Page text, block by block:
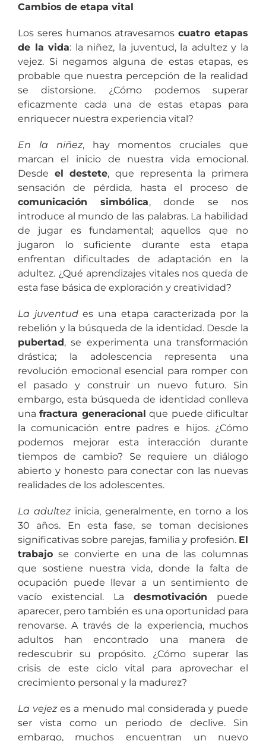
Cambios de etapa vital
Los seres humanos atravesamoscuatro etapas
de la vida: la niñez, la juventud, la adultez y la
vejez. Si negamos alguna de estas etapas, es
probable que nuestra percepción de la realidad
se distorsione. ¿Cómo podemos superar
eficazmente cada una de estas etapas para
enriquecer nuestra experiencia vital?
En la niñez, hay momentos cruciales que
marcan el inicio de nuestra vida emocional.
Desde el destete, que representa la primera
sensación de pérdida, hasta el proceso de
comunicación simbólica, donde se nos
introduce al mundo de las palabras. La habilidad
de jugar es fundamental; aquellos que no
jugaron lo suficiente durante esta etapa
enfrentan dificultades de adaptación en la
adultez. ¿Qué aprendizajes vitales nos queda de
esta fase básica de exploración y creatividad?
La juventudes una etapa caracterizada por la
rebelión y la búsqueda de la identidad. Desde la
pubertad, se experimenta una transformación
drástica; la adolescencia representa una
revolución emocional esencial para romper con
el pasado y construir un nuevo futuro. Sin
embargo, esta búsqueda de identidad conlleva
unafractura generacional que puede dificultar
la comunicación entre padres e hijos. ¿Cómo
podemos mejorar esta interacción durante
tiempos de cambio? Se requiere un diálogo
abierto y honesto para conectar con las nuevas
realidades de los adolescentes.
La adultezinicia, generalmente, en torno a los
30 años. En esta fase, se toman decisiones
significativas sobre parejas, familia y profesión. El
trabajose convierte en una de las columnas
que sostiene nuestra vida, donde la falta de
ocupación puede llevar a un sentimiento de
vacío existencial. Ladesmotivación puede
aparecer, pero también es una oportunidad para
renovarse. A través de la experiencia, muchos
adultos han encontrado una manera de
redescubrir su propósito. ¿Cómo superar las
crisis de este ciclo vital para aprovechar el
crecimiento personal y la madurez?
La vejez es a menudo mal considerada y puede
ser vista como un periodo de declive. Sin
embargo, muchos encuentran un nuevo